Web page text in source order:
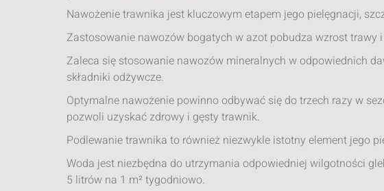
Nawożenie trawnika jest kluczowym etapem jego pielęgnacji,
Zastosowanie nawozów bogatych w azot pobudza wzrost trawy
Zaleca się stosowanie nawozów mineralnych w odpowiednich
składniki odżywcze.
Optymalne nawożenie powinno odbywać się do trzech razy w
pozwoli uzyskać zdrowy i gęsty trawnik.
Podlewanie trawnika to również niezwykle istotny element jego
Woda jest niezbędna do utrzymania odpowiedniej wilgotności
5 litrów na 1 m² tygodniowo.